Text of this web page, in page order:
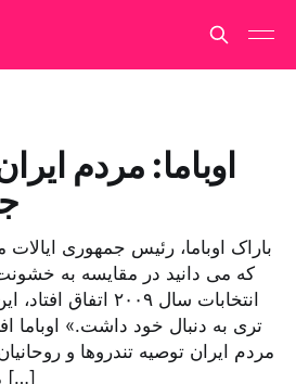
اوباما: مردم
باراک اوباما، رئیس جمهوری
که می دانید در مقایسه به
انتخابات سال ۲۰۰۹
تری به دنبال خود داشت.» اوباما
مردم ایران توصیه تندروها و
می کردند در مورد هیچ […]